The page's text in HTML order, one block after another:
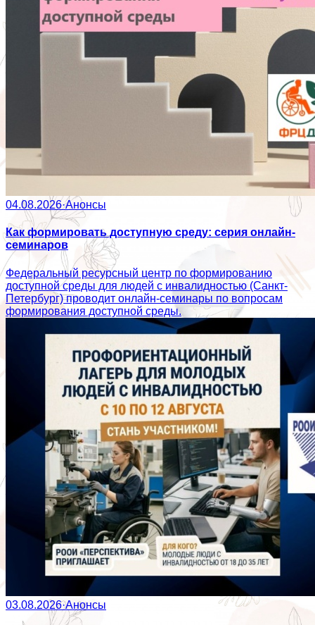
04.08.2026·Анонсы
Как формировать доступную среду: серия онлайн-
семинаров
Федеральный ресурсный центр по формированию
доступной среды для людей с инвалидностью (Санкт-
Петербург) проводит онлайн-семинары по вопросам
формирования доступной среды.
03.08.2026·Анонсы